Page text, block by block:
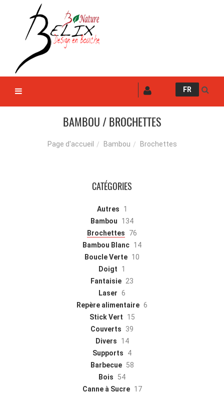
FR
BAMBOU / BROCHETTES
Page d'accueil Bambou Brochettes
CATÉGORIES
Autres
1
Bambou
134
Brochettes
76
Bambou Blanc 14
Boucle Verte 10
Doigt
1
Fantaisie 23
Laser 6
Repère alimentaire 6
Stick Vert
15
Couverts
39
Divers
14
Supports
4
Barbecue 58
Bois
54
Canne à Sucre 17